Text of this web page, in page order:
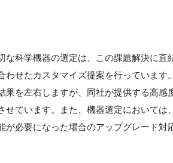
な科学機器の選定は、この課題解決に直
せたカスタマイズ提案を行っています。
果を左右しますが、同社が提供する高感
ています。また、機器選定においては、
が必要になった場合のアップグレード対